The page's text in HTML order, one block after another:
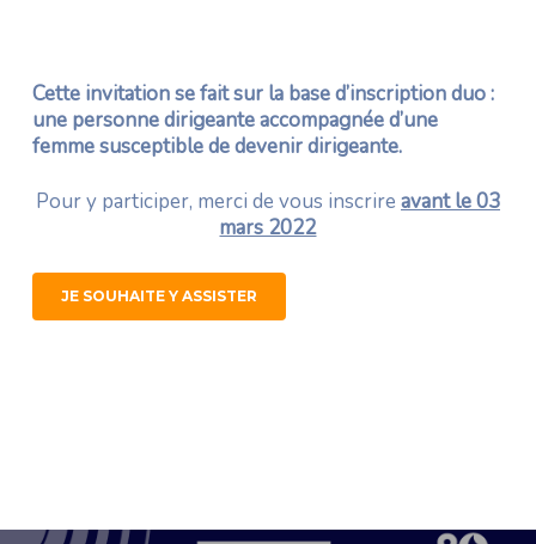
Cette invitation se fait sur la base d’inscription duo :
une personne dirigeante accompagnée d’une
femme susceptible de devenir dirigeante.
Pour y participer, merci de vous inscrire avant le 03
mars 2022
JE SOUHAITE Y ASSISTER